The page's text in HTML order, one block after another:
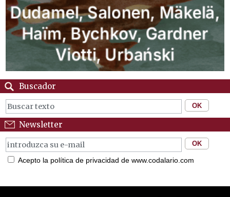
Buscador
Newsletter
Acepto la política de privacidad de www.codalario.com